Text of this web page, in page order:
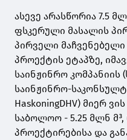
ასევე არასწორია 7.5
ფსკერული მასალის
პირველი მაჩვენებელი
პროექტის ეტაპზე,
საინჟინრო კომპანიის
საინჟინრო-
HaskoningDHV) მიერ
საბოლოო - 5.25 მლნ
პროექტირებისა და